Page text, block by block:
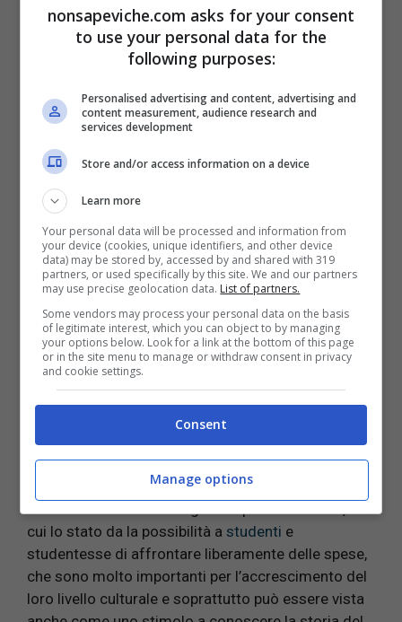
Le famiglie dovranno compilare un modulo
reperibile sul sito delministerodell’istruzione e
consegnarlo entro la data del 30 giugno nelle
segreterie delle scuole. Per tutte le richieste
effettuate alla data successiva del 30 giugno,
verranno comunque prese in carico ed elaborate
successivamente, quindi verranno emesse in un
successivo momento.
La carta “Io studio”
cui lo stato da la possibilità a studenti e
studentesse di affrontare liberamente delle spese,
che sono molto importanti per l’accrescimento del
loro livello culturale e soprattutto può essere vista
nonsapeviche.com asks for your consent
to use your personal data for the
following purposes:
Personalised advertising and content, advertising and
content measurement, audience research and
services development
Store and/or access information on a device
Learn more
Your personal data will be processed and information from
your device (cookies, unique identifiers, and other device
data) may be stored by, accessed by and shared with 319
partners, or used specifically by this site. We and our partners
may use precise geolocation data. List of partners.
Some vendors may process your personal data on the basis
of legitimate interest, which you can object to by managing
your options below. Look for a link at the bottom of this page
or in the site menu to manage or withdraw consent in privacy
and cookie settings.
Consent
Manage options